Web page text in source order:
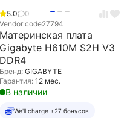
5.0
0
Vendor code27794
Материнская плата
Gigabyte H610M S2H V3
DDR4
Бренд: GIGABYTE
Гарантия: 12 мес.
В наличии
We'll charge +27 бонусов